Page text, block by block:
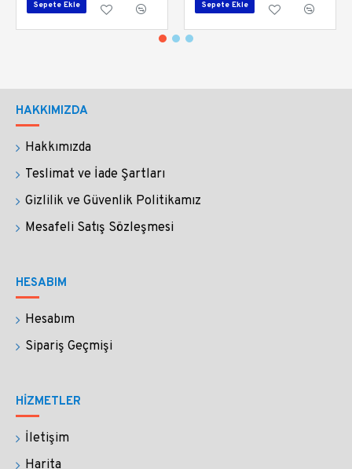
geçmişin derinlerinde yankılanan bir ezgiye dönüşüyor.
"Divana Duranlar," kelimelerin ve camın ölümsüz
Sepete Ekle Sepete Ekle
HAKKIMIZDA
Hakkımızda
Teslimat ve İade Şartları
Gizlilik ve Güvenlik Politikamız
Mesafeli Satış Sözleşmesi
HESABIM
Hesabım
Sipariş Geçmişi
HİZMETLER
İletişim
Harita